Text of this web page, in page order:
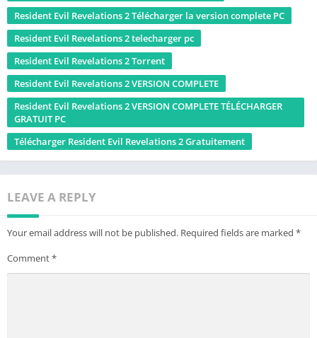
Resident Evil Revelations 2 Télécharger la version complete PC
Resident Evil Revelations 2 telecharger pc
Resident Evil Revelations 2 Torrent
Resident Evil Revelations 2 VERSION COMPLETE
Resident Evil Revelations 2 VERSION COMPLETE TÉLÉCHARGER
GRATUIT PC
Télécharger Resident Evil Revelations 2 Gratuitement
LEAVE A REPLY
Your email address will not be published. Required fields are marked *
Comment*